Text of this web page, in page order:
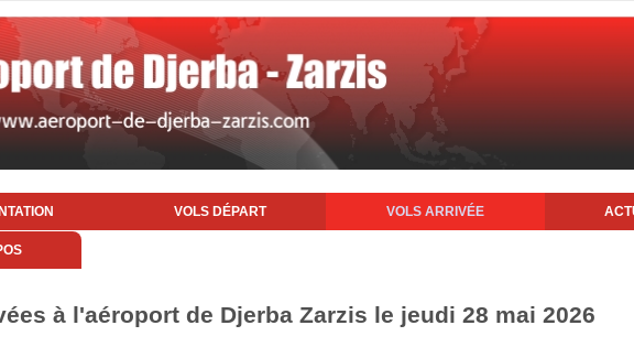
VOLS DÉPART VOLS ARRIVÉE
à l'aéroport de Djerba Zarzis le jeudi 28 mai 2026